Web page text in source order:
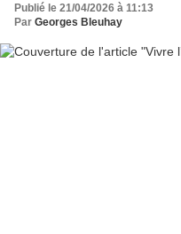
Publié le 21/04/2026 à 11:13
Par Georges Bleuhay